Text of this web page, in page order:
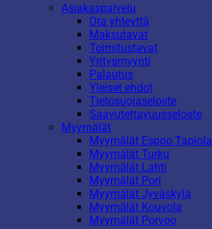
Asiakaspalvelu
Ota yhteyttä
Maksutavat
Toimitustavat
Yritysmyynti
Palautus
Yleiset ehdot
Tietosuojaseloste
Saavutettavuusseloste
Myymälät
Myymälät Espoo Tapiola
Myymälät Turku
Myymälät Lahti
Myymälät Pori
Myymälät Jyväskylä
Myymälät Kouvola
Myymälät Porvoo